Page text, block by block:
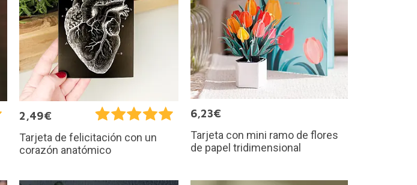
2,49€
Tarjeta de felicitación con un
corazón anatómico
6,23€
Tarjeta con mini ramo de flores
de papel tridimensional